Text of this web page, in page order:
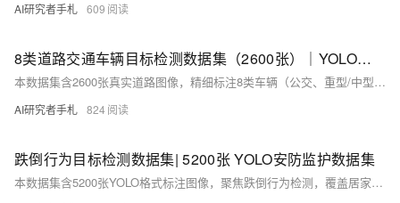
AI研究者手札 609
8类道路交通车辆目标检测数据集（2600张）｜YOLO训练数据集 智慧交通 自动驾驶 车流统计 车辆识别
本数据集含2600张真实道路图像，精细标注8类车辆（公交、重型/中型/牵引卡车、皮卡、轿车、两轮车、面包车），YOLO格式，覆盖城市/城郊多场景，支持智慧交通、自动驾驶、车流统计等任务，开箱即用。
AI研究者手札 824
跌倒行为目标检测数据集| 5200张 YOLO安防监护数据集
本数据集含5200张YOLO格式标注图像，聚焦跌倒行为检测，覆盖居家、病房等真实场景，支持YOLOv5/v8/v10等主流模型。专为智慧养老、安防监护与目标检测研究设计，具备姿态多样、光照复杂、遮挡丰富、人工精标等优势。